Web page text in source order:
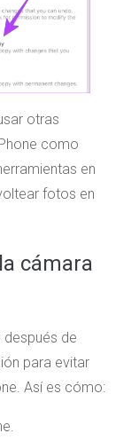
otras
como
en
fotos en
cámara
de
para evitar
Así es cómo: